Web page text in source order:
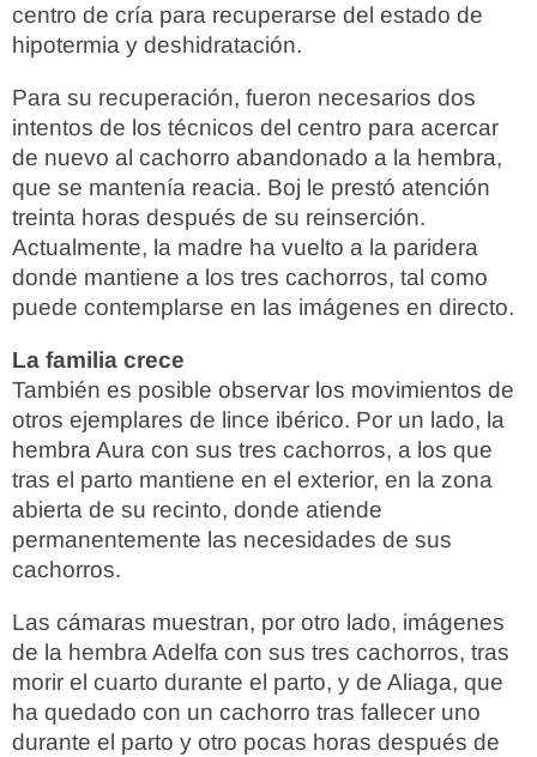
centro de cría para recuperarse del estado de
hipotermia y deshidratación.
Para su recuperación, fueron necesarios dos
intentos de los técnicos del centro para acercar
de nuevo al cachorro abandonado a la hembra,
que se mantenía reacia. Boj le prestó atención
treinta horas después de su reinserción.
Actualmente, la madre ha vuelto a la paridera
donde mantiene a los tres cachorros, tal como
puede contemplarse en las imágenes en directo.
La familia crece
También es posible observar los movimientos de
otros ejemplares de lince ibérico. Por un lado, la
hembra Aura con sus tres cachorros, a los que
tras el parto mantiene en el exterior, en la zona
abierta de su recinto, donde atiende
permanentemente las necesidades de sus
cachorros.
Las cámaras muestran, por otro lado, imágenes
de la hembra Adelfa con sus tres cachorros, tras
morir el cuarto durante el parto, y de Aliaga, que
ha quedado con un cachorro tras fallecer uno
durante el parto y otro pocas horas después de